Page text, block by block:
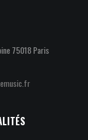
75018 Paris